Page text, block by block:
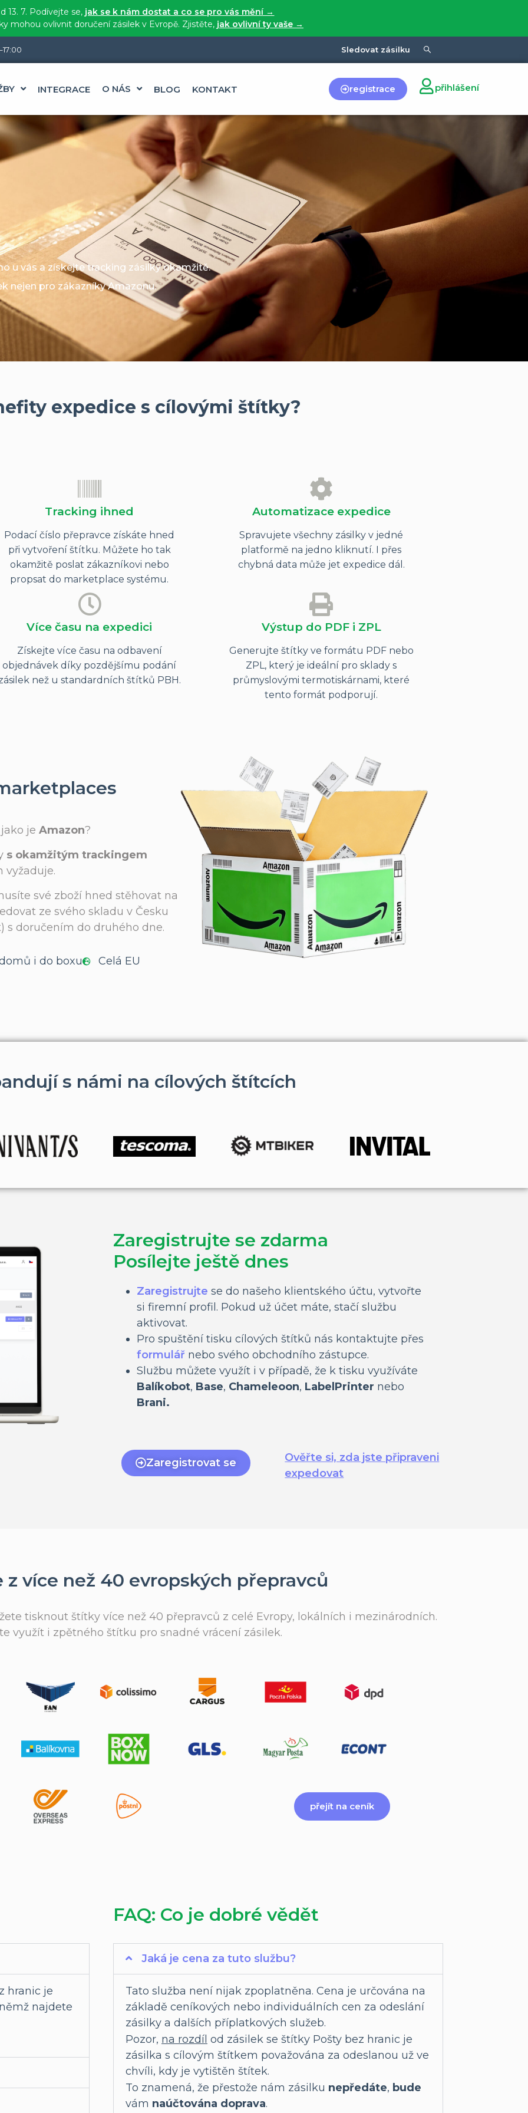
13. 7. Podívejte se, jak se k nám dostat a co se pro vás mění →
mohou ovlivnit doručení zásilek v Evropě. Zjistěte, jak ovlivní ty vaše →
Sledovat zásilku
INTEGRACE O NÁS BLOG KONTAKT registrace přihlášení
u vás a získejte tracking zásilky okamžitě.
nejen pro zákazníky Amazonu.
expedice s cílovými štítky?
Tracking ihned
Podací číslo přepravce získáte hned
při vytvoření štítku. Můžete ho tak
okamžitě poslat zákazníkovi nebo
propsat do marketplace systému.
Automatizace expedice
Spravujete všechny zásilky v jedné
platformě na jedno kliknutí. I přes
chybná data může jet expedice dál.
Více času na expedici
Získejte více času na odbavení
objednávek díky pozdějšímu podání
než u standardních štítků PBH.
Výstup do PDF i ZPL
Generujte štítky ve formátu PDF nebo
ZPL, který je ideální pro sklady s
průmyslovými termotiskárnami, které
tento formát podporují.
je Amazon?
s okamžitým trackingem
vyžaduje.
své zboží hned stěhovat na
ze svého skladu v Česku
s doručením do druhého dne.
i do boxu Celá EU
s námi na cílových štítcích
Zaregistrujte se zdarma
Posílejte ještě dnes
Zaregistrujte se do našeho klientského účtu, vytvořte
si firemní profil. Pokud už účet máte, stačí službu
aktivovat.
Pro spuštění tisku cílových štítků nás kontaktujte přes
formulář nebo svého obchodního zástupce.
Službu můžete využít i v případě, že k tisku využíváte
Balíkobot, Base, Chameleoon, LabelPrinter nebo
Brani.
Zaregistrovat se
Ověřte si, zda jste připraveni
expedovat
více než 40 evropských přepravců
tisknout štítky více než 40 přepravců z celé Evropy, lokálních i mezinárodních.
využít i zpětného štítku pro snadné vrácení zásilek.
přejít na ceník
hranic je
najdete
FAQ: Co je dobré vědět
Jaká je cena za tuto službu?
Tato služba není nijak zpoplatněna. Cena je určována na
základě ceníkových nebo individuálních cen za odeslání
zásilky a dalších příplatkových služeb.
Pozor, na rozdíl od zásilek se štítky Pošty bez hranic je
zásilka s cílovým štítkem považována za odeslanou už ve
chvíli, kdy je vytištěn štítek.
To znamená, že přestože nám zásilku nepředáte, bude
vám naúčtována doprava.